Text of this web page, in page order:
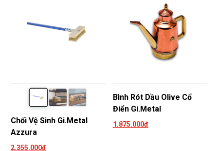
Chổi Vệ Sinh Gi.Metal
Azzura
2.355.000đ
Bình Rót Dầu Olive Cổ
Điển Gi.Metal
1.875.000đ